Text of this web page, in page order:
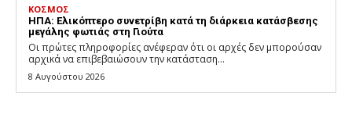
ΚΟΣΜΟΣ
ΗΠΑ: Ελικόπτερο συνετρίβη κατά τη διάρκεια κατάσβεσης
μεγάλης φωτιάς στη Γιούτα
Οι πρώτες πληροφορίες ανέφεραν ότι οι αρχές δεν μπορούσαν
αρχικά να επιβεβαιώσουν την κατάσταση...
8 Αυγούστου 2026